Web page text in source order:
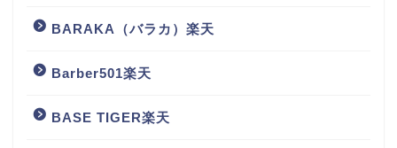
BARAKA（バラカ）楽天
Barber501楽天
BASE TIGER楽天